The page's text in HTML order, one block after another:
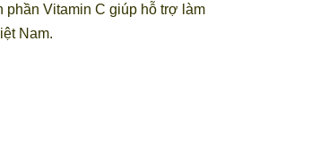
phần Vitamin C giúp hỗ trợ làm
Nam.